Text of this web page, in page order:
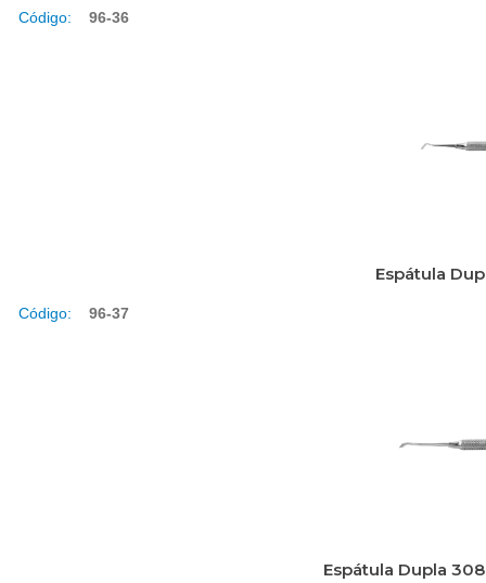
Código: 96-36
Espátula
Código: 96-37
Espátula Dupla